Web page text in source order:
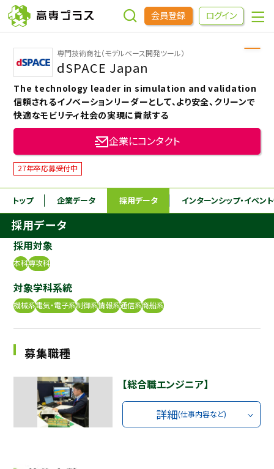
会員登録 ログイン
企業をさがす
進学先をさがす
インターンシップ・イベントをさがす
高専OBOGをさがす
高専プラスセミナー
高専生コミュニティ
めもらす
本科5年生・専攻科2年生向け 採用継続中の企業特集
専門技術商社（モデルベース開発ツール）
dSPACE Japan
The technology leader in simulation and validation
信頼されるイノベーションリーダーとして、より安全、クリーンで
快適なモビリティ社会の実現に貢献する
企業にコンタクト
27年卒応募受付中
トップ 企業データ 採用データ インターンシップ・イベン
採用データ
採用対象
本科専攻科
対象学科系統
機械系電気・電子系制御系情報系通信系商船系
募集職種
【総合職エンジニア】
詳細(仕事内容など)